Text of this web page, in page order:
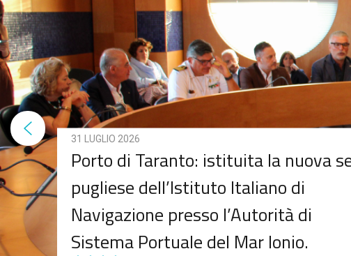
31 LUGLIO 2026
Porto di Taranto: istituita la nuova
pugliese dell’Istituto Italiano di
Navigazione presso l’Autorità di
Sistema Portuale del Mar Ionio.